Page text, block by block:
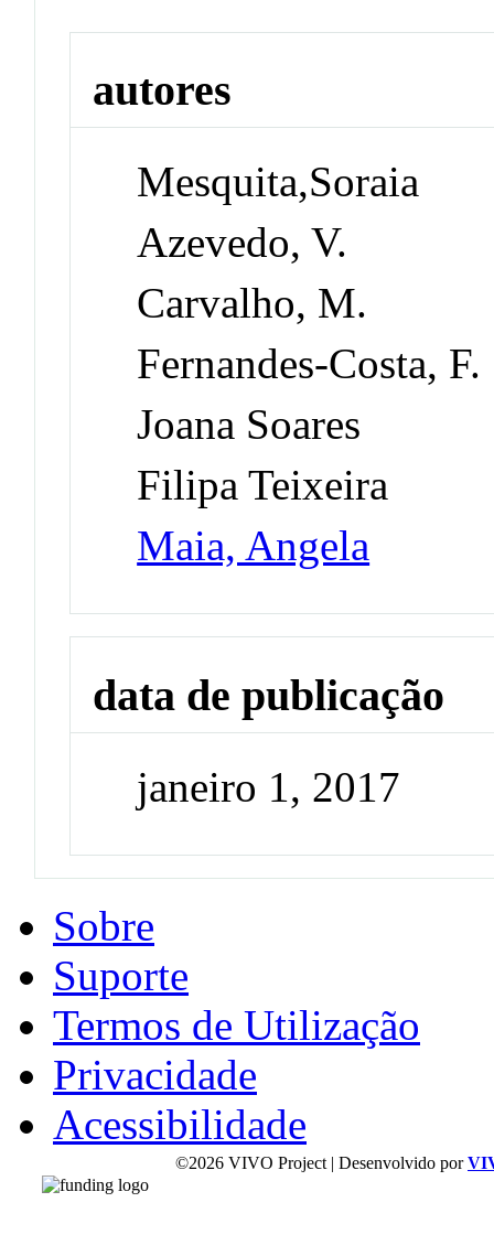
autores
Mesquita,Soraia
Azevedo, V.
Carvalho, M.
Fernandes-Costa, F.
Joana Soares
Filipa Teixeira
Maia, Angela
data de publicação
janeiro 1, 2017
Sobre
Suporte
Termos de Utilização
Privacidade
Acessibilidade
©2026 VIVO Project | Desenvolvido por